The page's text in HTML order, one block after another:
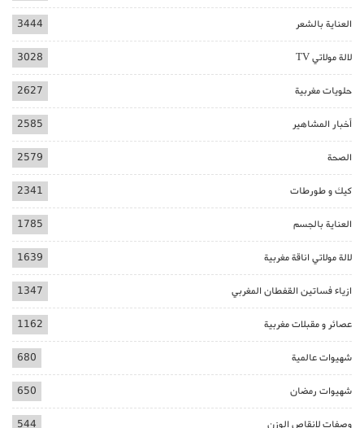
العناية بالشعر 3444
لالة مولاتي TV 3028
حلويات مغربية 2627
أخبار المشاهير 2585
الصحة 2579
كيك و طورطات 2341
العناية بالجسم 1785
لالة مولاتي اناقة مغربية 1639
ازياء فساتين القفطان المغربي 1347
عصائر و مقبلات مغربية 1162
شهيوات عالمية 680
شهيوات رمضان 650
وصفات لانقاص الوزن 544